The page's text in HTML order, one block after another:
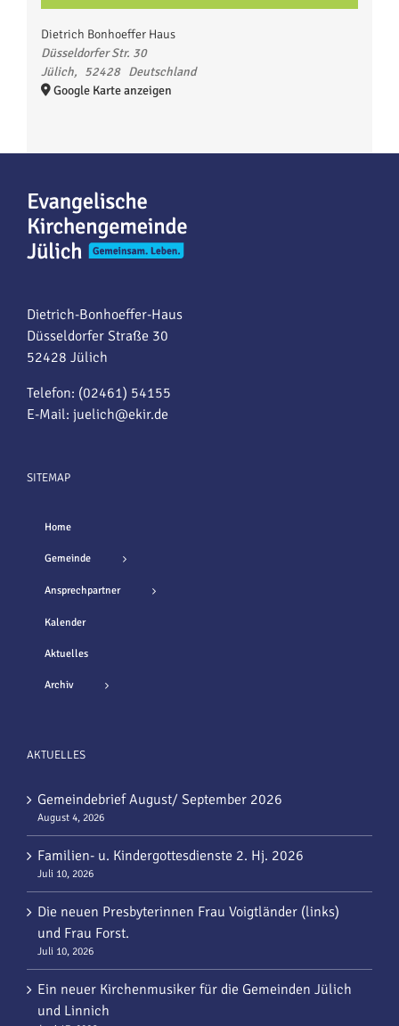
Dietrich Bonhoeffer Haus
Düsseldorfer Str. 30
Jülich, 52428 Deutschland
Google Karte anzeigen
Dietrich-Bonhoeffer-Haus
Düsseldorfer Straße 30
52428 Jülich
Telefon: (02461) 54155
E-Mail: juelich@ekir.de
SITEMAP
Home
Gemeinde
Ansprechpartner
Kalender
Aktuelles
Archiv
AKTUELLES
Gemeindebrief August/ September 2026
August 4, 2026
Familien- u. Kindergottesdienste 2. Hj. 2026
Juli 10, 2026
Die neuen Presbyterinnen Frau Voigtländer (links)
und Frau Forst.
Juli 10, 2026
Ein neuer Kirchenmusiker für die Gemeinden Jülich
und Linnich